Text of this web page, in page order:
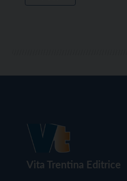
Vita Trentina Editrice